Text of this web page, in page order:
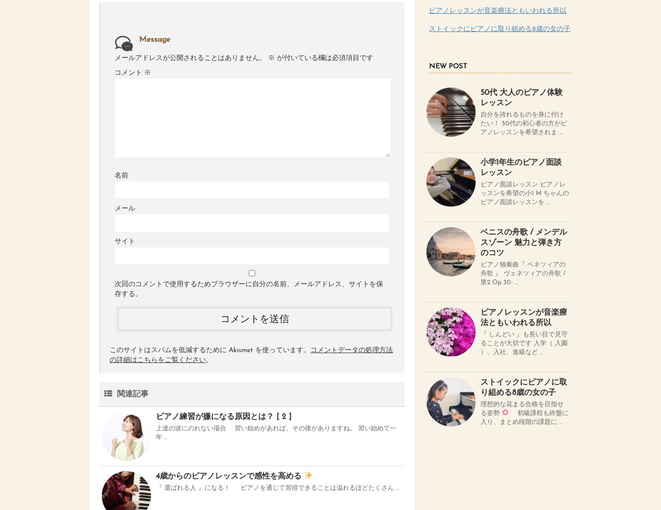
Message
メールアドレスが公開されることはありません。 ※ が付いている欄は必須項目です
コメント ※
名前
メール
サイト
次回のコメントで使用するためブラウザーに自分の名前、メールアドレス、サイトを保
存する。
このサイトはスパムを低減するために Akismet を使っています。
コメントデータの処理方法
の詳細はこちらをご覧ください。
関連記事
ピアノ練習が嫌になる原因とは？ [ 2 ]
上達の波にのれない場合 習い始めがあれば、その後がありますね。 習い始めて一
年 …
4歳からのピアノレッスンで感性を高める
『 選ばれる人 』になる！ ピアノを通じて習得できることは溢れるほどたくさん …
ピアノレッスンが音楽療法ともいわれる所以
ストイックにピアノに取り組める8歳の女の子
NEW POST
50代 大人のピアノ体験
レッスン
自分を誇れるものを身に付け
たい！ 50代の初心者の方がピ
アノレッスンを希望されま …
小学1年生のピアノ面談
レッスン
ピアノ面談レッスン ピアノレ
ッスンを希望の小1 M ちゃんの
ピアノ面談レッスンを …
ベニスの舟歌 / メンデル
スゾーン 魅力と弾き方
のコツ
ピアノ独奏曲『 ベネツィアの
舟歌 』 ヴェネツィアの舟歌 /
第2 Op.30- …
ピアノレッスンが音楽療
法ともいわれる所以
『 しんどい 』も長い目で見守
ることが大切です 入学（ 入園
）、入社、進級など …
ストイックにピアノに取
り組める8歳の女の子
理想的な花まる合格を目指せ
る姿勢
初級課程も終盤に
入り、まとめ段階の課題に …